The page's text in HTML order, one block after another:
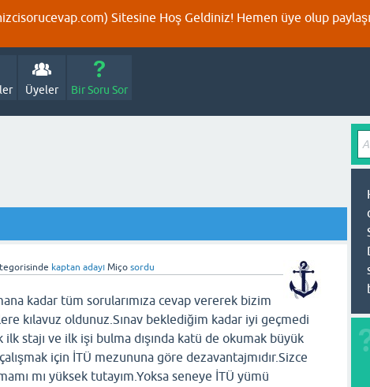
Sitesine Hoş Geldiniz! Hemen üye olup
Üyeler Bir Soru Sor
kaptan adayı Miço sordu
kadar tüm sorularımıza cevap vererek bizim
kılavuz oldunuz.Sınav beklediğim kadar iyi geçmedi
ilk stajı ve ilk işi bulma dışında katü de okumak büyük
için İTÜ mezununa göre dezavantajmıdır.Sizce
mı yüksek tutayım.Yoksa seneye İTÜ yümü